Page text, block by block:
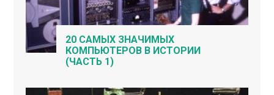
20 САМЫХ ЗНАЧИМЫХ
КОМПЬЮТЕРОВ В ИСТОРИИ
(ЧАСТЬ 1)